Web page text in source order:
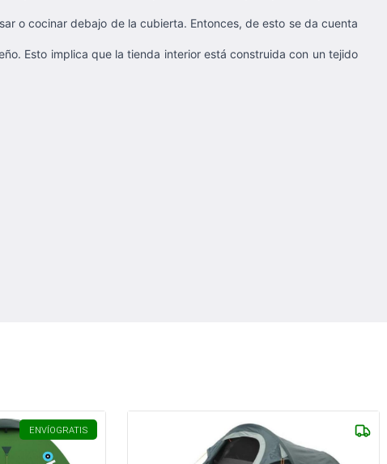
o cocinar debajo de la cubierta. Entonces, de esto se da cuenta
Esto implica que la tienda interior está construida con un tejido
ENVÍOGRATIS